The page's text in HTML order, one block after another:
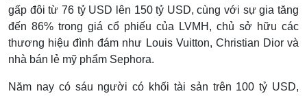
gấp đôi từ 76 tỷ USD lên 150 tỷ USD, cùng với sự gia tăng
đến 86% trong giá cổ phiếu của LVMH, chủ sở hữu các
thương hiệu đình đám như Louis Vuitton, Christian Dior và
nhà bán lẻ mỹ phẩm Sephora.
Năm nay có sáu người có khối tài sản trên 100 tỷ USD,